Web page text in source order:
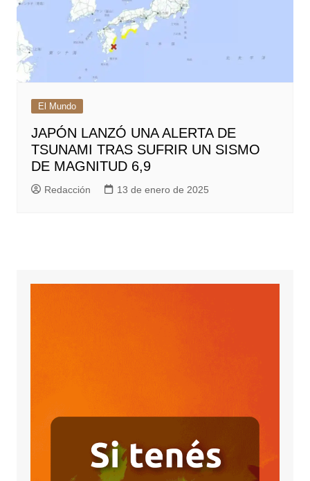
El Mundo
JAPÓN LANZÓ UNA ALERTA DE
TSUNAMI TRAS SUFRIR UN SISMO
DE MAGNITUD 6,9
Redacción 13 de enero de 2025